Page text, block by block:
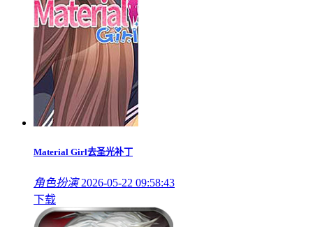
Material Girl去圣光补丁
角色扮演 2026-05-22 09:58:43
下载